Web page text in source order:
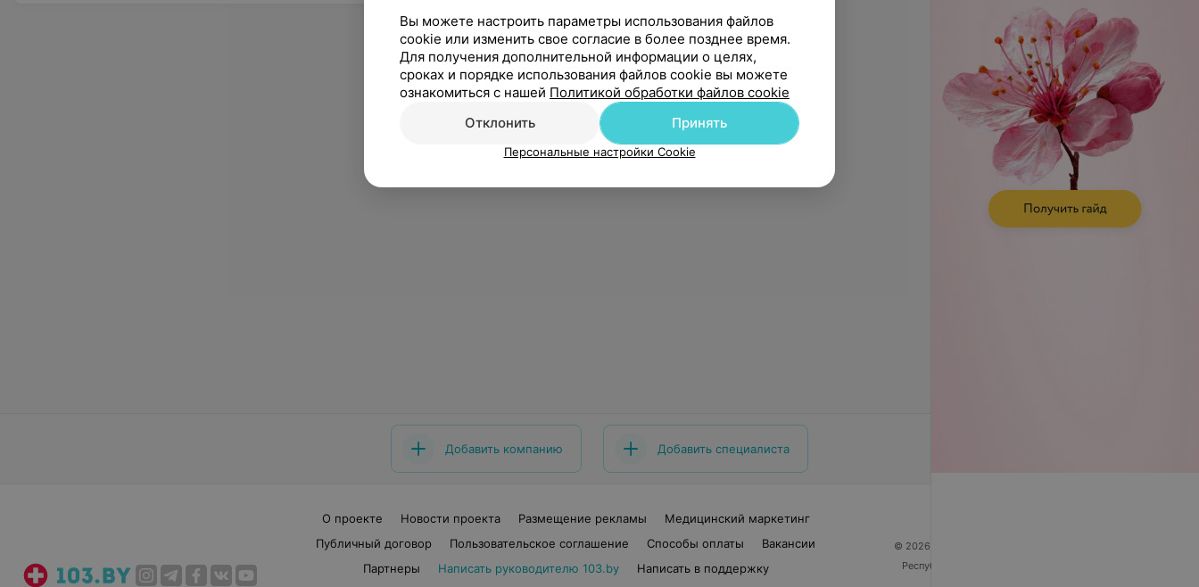
Добавить компанию Добавить специалиста
О проекте Новости проекта Размещение рекламы
Медицинский маркетинг
Публичный договор
Пользовательское соглашение Способы оплаты
Вакансии
Партнеры
Написать руководителю 103.by
Написать в поддержку
© 2026 ООО «Артокс Лаб», УНП 191700409
Республика Беларусь, г. Минск, улица Толбухина, 2,
Вы можете настроить параметры использования файлов
cookie или изменить свое согласие в более позднее время.
Для получения дополнительной информации о целях,
сроках и порядке использования файлов cookie вы можете
ознакомиться с нашей Политикой обработки файлов cookie
Отклонить
Принять
Персональные настройки Cookie